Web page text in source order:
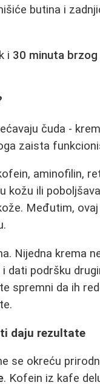
butina i
i 30 minuta brzog
čuda -
zaista
aminofilin,
kožu ili
Međutim,
Nijedna krema
dati podršku
spremni da ih
daju rezultate
se okreću
. Kofein iz kafe